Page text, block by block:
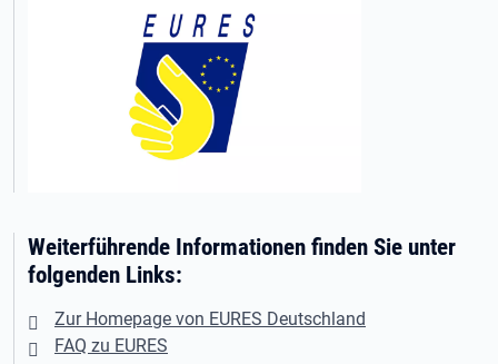
Weiterführende Informationen finden Sie unter
folgenden Links:
Zur Homepage von EURES Deutschland
FAQ zu EURES